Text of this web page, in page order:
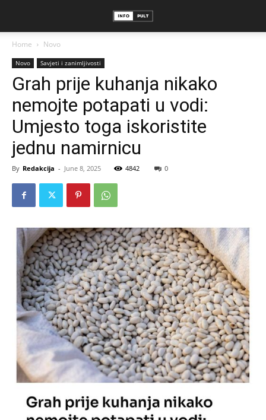
Home Novo
Novo Savjeti i zanimljivosti
Grah prije kuhanja nikako
nemojte potapati u vodi:
Umjesto toga iskoristite
jednu namirnicu
By Redakcija - June 8, 2025 4842 0